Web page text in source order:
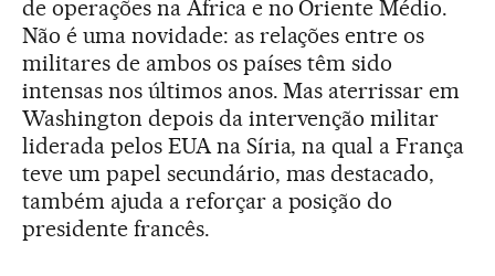
de operações na África e no Oriente Médio.
Não é uma novidade: as relações entre os
militares de ambos os países têm sido
intensas nos últimos anos. Mas aterrissar em
Washington depois da intervenção militar
liderada pelos EUA na Síria, na qual a França
teve um papel secundário, mas destacado,
também ajuda a reforçar a posição do
presidente francês.